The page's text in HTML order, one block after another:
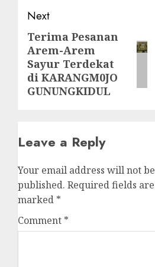
Next
Next
post:
Terima Pesanan
Arem-Arem
Sayur Terdekat
di KARANGM0JO
GUNUNGKIDUL
Leave a Reply
Your email address will not be
published. Required fields are
marked *
Comment *